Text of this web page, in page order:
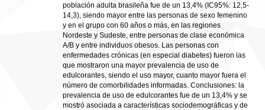
población adulta brasileña fue de un 13,4% (IC95%: 12,5-
14,3), siendo mayor entre las personas de sexo femenino
y en el grupo con 60 años o más, en las regiones
Nordeste y Sudeste, entre personas de clase económica
A/B y entre individuos obesos. Las personas con
enfermedades crónicas (en especial diabetes) fueron las
que mostraron una mayor prevalencia de uso de
edulcorantes, siendo el uso mayor, cuanto mayor fuera el
número de comorbilidades informadas. Conclusiones: la
prevalencia de uso de edulcorantes fue de un 13,4% y se
mostró asociada a características sociodemográficas y de